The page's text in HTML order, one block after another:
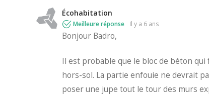
Écohabitation
Meilleure réponse il y a 6 ans
Bonjour Badro,
Il est probable que le bloc de béton
hors-sol. La partie enfouie ne devrait
poser une jupe tout le tour des murs